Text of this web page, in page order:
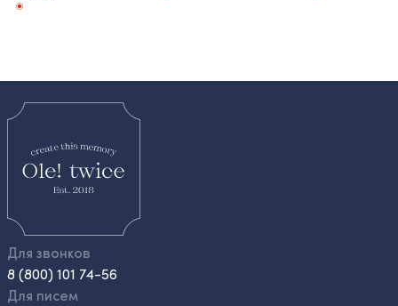
Для звонков
8 (800) 101 74-56
Для писем